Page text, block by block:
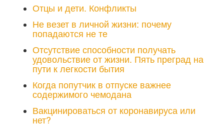
Отцы и дети. Конфликты
Не везет в личной жизни: почему
попадаются не те
Отсутствие способности получать
удовольствие от жизни. Пять преград на
пути к легкости бытия
Когда попутчик в отпуске важнее
содержимого чемодана
Вакцинироваться от коронавируса или
нет?